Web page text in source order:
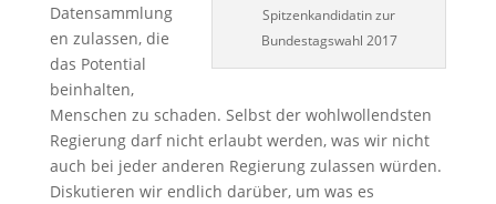
Spitzenkandidatin zur
Bundestagswahl 2017
Datensammlung
en zulassen, die
das Potential
beinhalten,
Menschen zu schaden. Selbst der wohlwollendsten
Regierung darf nicht erlaubt werden, was wir nicht
auch bei jeder anderen Regierung zulassen würden.
Diskutieren wir endlich darüber, um was es